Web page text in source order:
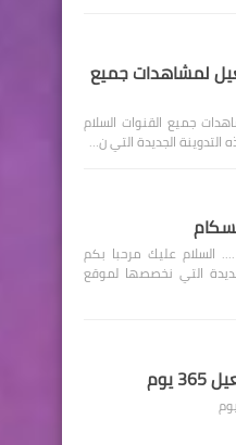
لمشاهدات جميع
جميع القنوات السلام
الجديدة التي ن…
عليك مرحبا بكم
التي نخصصها لموقع
تطبيق Neotv pro مع كود تفعيل 365 يوم